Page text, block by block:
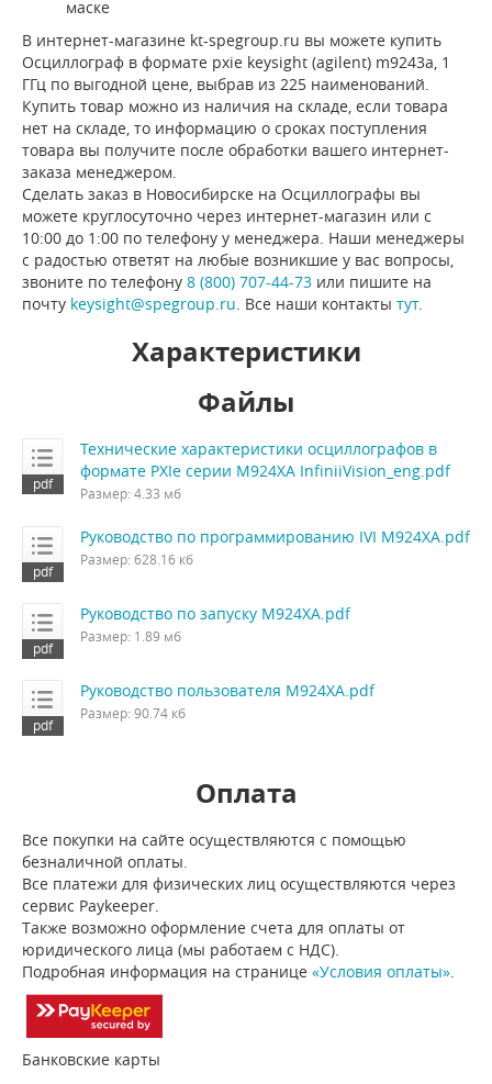
маске
В интернет-магазине kt-spegroup.ru вы можете купить
Осциллограф в формате pxie keysight (agilent) m9243a, 1
ГГц по выгодной цене, выбрав из 225 наименований.
Купить товар можно из наличия на складе, если товара
нет на складе, то информацию о сроках поступления
товара вы получите после обработки вашего интернет-
заказа менеджером.
Сделать заказ в Новосибирске на Осциллографы вы
можете круглосуточно через интернет-магазин или с
10:00 до 1:00 по телефону у менеджера. Наши менеджеры
с радостью ответят на любые возникшие у вас вопросы,
звоните по телефону 8 (800) 707-44-73 или пишите на
почту keysight@spegroup.ru . Все наши контакты тут.
Характеристики
Файлы
Технические характеристики осциллографов в
формате PXIe серии M924XA InfiniiVision_eng.pdf
Размер: 4.33 мб
Руководство по программированию IVI M924XA.pdf
Размер: 628.16 кб
Руководство по запуску M924XA.pdf
Размер: 1.89 мб
Руководство пользователя M924XA.pdf
Размер: 90.74 кб
Оплата
Все покупки на сайте осуществляются с помощью
безналичной оплаты.
Все платежи для физических лиц осуществляются через
сервис Paykeeper.
Также возможно оформление счета для оплаты от
юридического лица (мы работаем с НДС).
Подробная информация на странице «Условия оплаты»
Банковские карты